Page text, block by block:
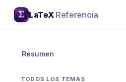
LaTeX Referencia
Resumen
TODOS LOS TEMAS